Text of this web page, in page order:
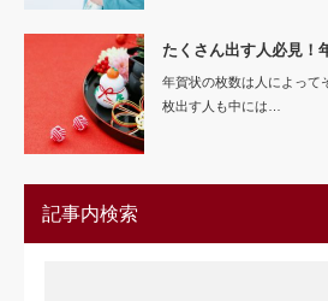
たくさん出す人必見！
年賀状の枚数は人によって
枚出す人も中には…
記事内検索